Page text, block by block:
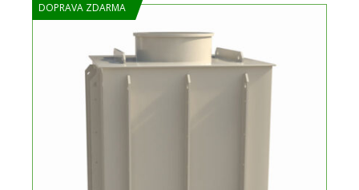
DOPRAVA ZDARMA